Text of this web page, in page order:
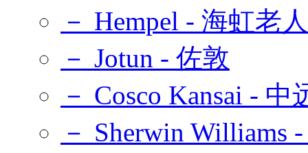
－ Hempel - 海虹老人
－ Jotun - 佐敦
－ Cosco Kansai - 中
－ Sherwin Williams